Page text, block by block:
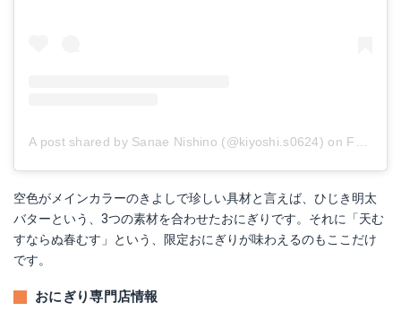
A post shared by Sanae Nishino (@kiyoshi.s0624) on Feb 4, 2018 at 7:06pm PST
空色がメインカラーのきよしで珍しい具材と言えば、ひじき明太
バターという、3つの素材を合わせたおにぎりです。それに「天む
すならぬ春むす」という、限定おにぎりが味わえるのもここだけ
です。
おにぎり専門店情報